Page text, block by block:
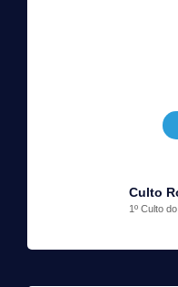
Culto
1º Culto